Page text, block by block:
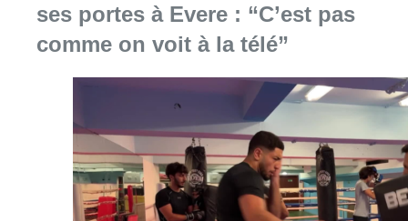
ses portes à Evere : “C’est pas
comme on voit à la télé”